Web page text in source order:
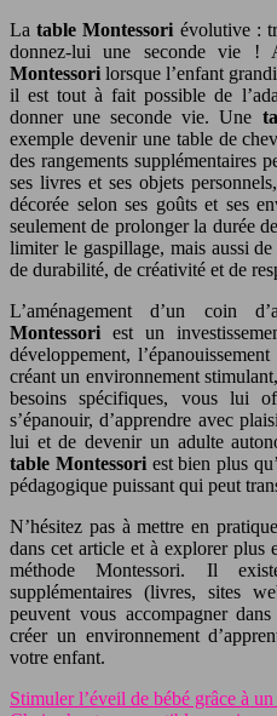
Latable Montessori évolutive :
donnez-lui une seconde vie !
Montessorilorsque l’enfant
il est tout à fait possible de
donner une seconde vie. Une
exemple devenir une table de
des rangements supplémentaires
ses livres et ses objets
décorée selon ses goûts et ses
seulement de prolonger la durée
limiter le gaspillage, mais aussi
de durabilité, de créativité et de
L’aménagement d’un coin
Montessoriest un
développement,
créant un environnement
besoins spécifiques, vous lui
s’épanouir, d’apprendre avec
lui et de devenir un adulte
table Montessori est bien plus
pédagogique puissant qui peut
N’hésitez pas à mettre en
dans cet article et à explorer plus
méthode Montessori. Il
supplémentaires (livres, sites
peuvent vous accompagner
créer un environnement
votre enfant.
Stimuler l’éveil de bébé grâce à